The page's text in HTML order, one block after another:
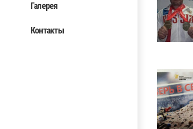
Галерея
Контакты